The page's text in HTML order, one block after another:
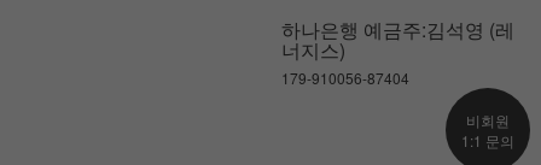
하나은행 예금주:김석영 (레
너지스)
179-910056-87404
비회원
1:1 문의